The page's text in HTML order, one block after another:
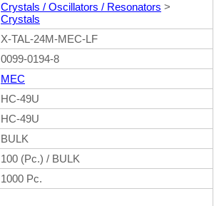
Crystals / Oscillators / Resonators >
Crystals
X-TAL-24M-MEC-LF
0099-0194-8
MEC
HC-49U
HC-49U
BULK
100 (Pc.) / BULK
1000 Pc.